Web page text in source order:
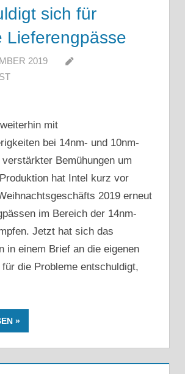
sich für
Lieferengpässe
2019
mit
bei 14nm- und 10nm-
Bemühungen um
hat Intel kurz vor
2019 erneut
im Bereich der 14nm-
Jetzt hat sich das
in einem Brief an die eigenen
die Probleme entschuldigt,